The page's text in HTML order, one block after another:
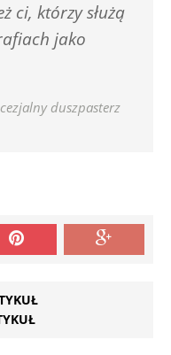
ci, którzy służą
jako
duszpasterz